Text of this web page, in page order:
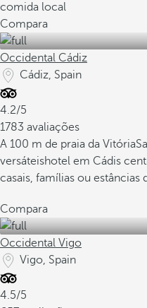
comida local
Compara
Occidental Cádiz
Cádiz, Spain
4.2/5
1783 avaliações
A 100 m de praia da Vitória
versáteishotel em Cádis
casais, famílias ou estâncias
Compara
Occidental Vigo
Vigo, Spain
4.5/5